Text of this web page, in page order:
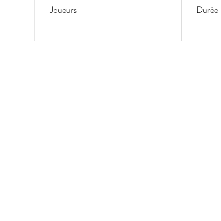
Joueurs Durée